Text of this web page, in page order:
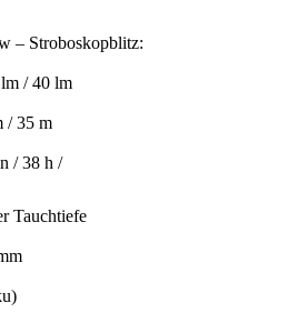
– Stroboskopblitz:
/ 40 lm
/ 35 m
/ 38 h /
Tauchtiefe